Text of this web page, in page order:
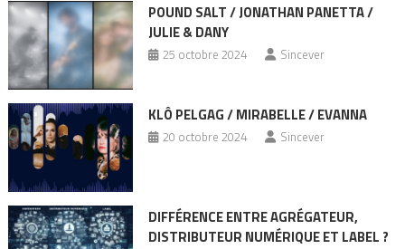
POUND SALT / JONATHAN PANETTA /
JULIE & DANY
25 octobre 2024 Sincever
KLÔ PELGAG / MIRABELLE / EVANNA
20 octobre 2024 Sincever
DIFFÉRENCE ENTRE AGRÉGATEUR,
DISTRIBUTEUR NUMÉRIQUE ET LABEL ?